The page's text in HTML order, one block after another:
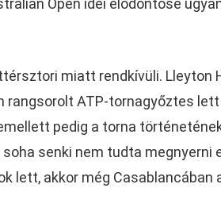
miatt rendkívüli. Lleyton
rangsorolt ATP-tornagyőztes
pedig a torna
senki nem tudta megnyerni
lett, akkor még